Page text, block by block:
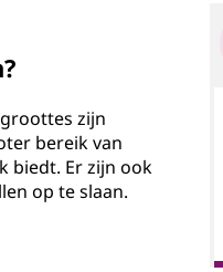
zijn
bereik van
biedt. Er zijn ook
op te slaan.